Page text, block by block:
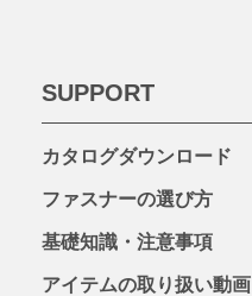
SUPPORT
カタログダウンロード
ファスナーの選び方
基礎知識・注意事項
アイテムの取り扱い動画